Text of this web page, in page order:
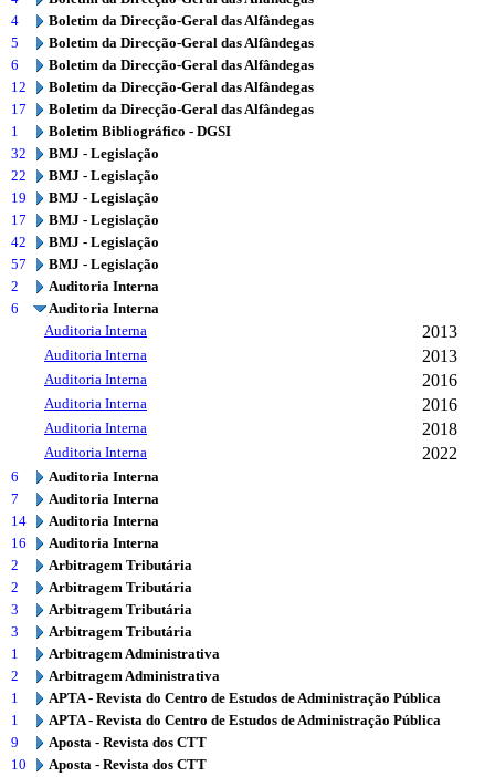
4
Boletim da Direcção-Geral das Alfândegas
5
Boletim da Direcção-Geral das Alfândegas
6
Boletim da Direcção-Geral das Alfândegas
12
Boletim da Direcção-Geral das Alfândegas
17
Boletim da Direcção-Geral das Alfândegas
1
Boletim Bibliográfico - DGSI
32
BMJ - Legislação
22
BMJ - Legislação
19
BMJ - Legislação
17
BMJ - Legislação
42
BMJ - Legislação
57
BMJ - Legislação
2
Auditoria Interna
6
Auditoria Interna
Auditoria Interna
2013
Auditoria Interna 2013
Auditoria Interna 2016
Auditoria Interna 2016
Auditoria Interna 2018
Auditoria Interna 2022
6
Auditoria Interna
7
Auditoria Interna
14
Auditoria Interna
16
Auditoria Interna
2
Arbitragem Tributária
2
Arbitragem Tributária
3
Arbitragem Tributária
3
Arbitragem Tributária
1
Arbitragem Administrativa
2
Arbitragem Administrativa
1
APTA - Revista do Centro de Estudos de Administração Pública
1
APTA - Revista do Centro de Estudos de Administração Pública
9
Aposta - Revista dos CTT
10
Aposta - Revista dos CTT